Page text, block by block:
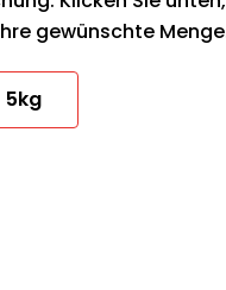
gewünschte
5kg